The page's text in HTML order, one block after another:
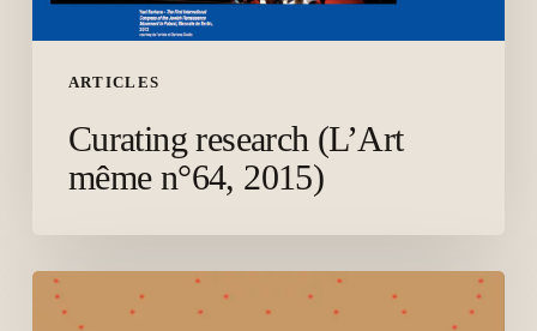
ARTICLES
Curating research (L’Art
même n°64, 2015)
« Il